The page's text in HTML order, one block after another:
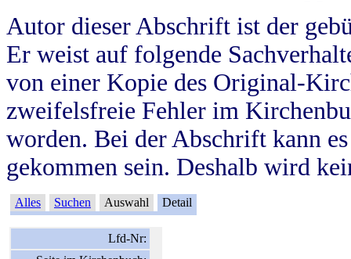
Autor dieser Abschrift ist der
Er weist auf folgende
von einer Kopie des Original-
zweifelsfreie Fehler im
worden. Bei der Abschrift kann
gekommen sein. Deshalb wird
Alles Suchen Auswahl Detail
Lfd-Nr: